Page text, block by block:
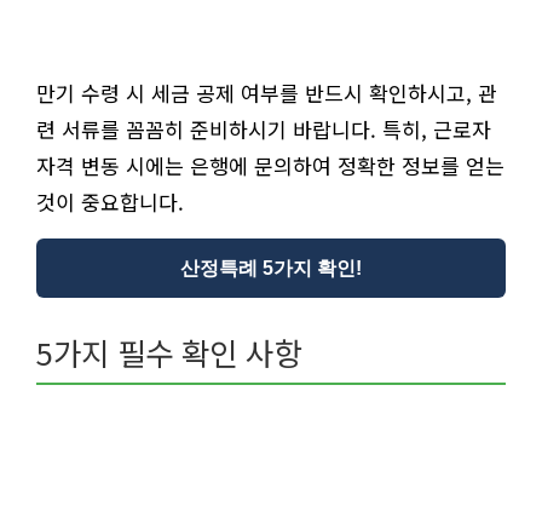
만기 수령 시 세금 공제 여부를 반드시 확인하시고, 관
련 서류를 꼼꼼히 준비하시기 바랍니다. 특히, 근로자
자격 변동 시에는 은행에 문의하여 정확한 정보를 얻는
것이 중요합니다.
산정특례 5가지 확인!
5가지 필수 확인 사항